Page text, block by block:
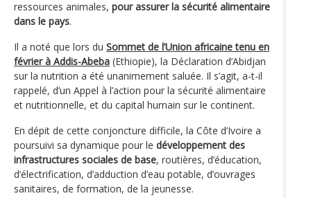
ressources animales, pour assurer la sécurité alimentaire
dans le pays.
Il a noté que lors du Sommet de l’Union africaine tenu en
février à Addis-Abeba (Ethiopie), la Déclaration d’Abidjan
sur la nutrition a été unanimement saluée. Il s’agit, a-t-il
rappelé, d’un Appel à l’action pour la sécurité alimentaire
et nutritionnelle, et du capital humain sur le continent.
En dépit de cette conjoncture difficile, la Côte d’Ivoire a
poursuivi sa dynamique pour le développement des
infrastructures sociales de base, routières, d’éducation,
d’électrification, d’adduction d’eau potable, d’ouvrages
sanitaires, de formation, de la jeunesse.